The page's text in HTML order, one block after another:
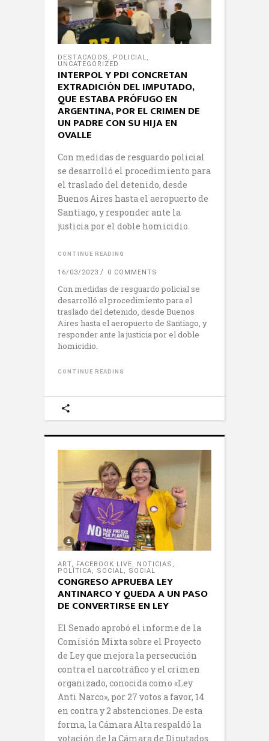
DESTACADOS , POLICIAL,
UNCATEGORIZED
INTERPOL Y PDI CONCRETAN
EXTRADICIÓN DEL IMPUTADO,
QUE ESTABA PRÓFUGO EN
ARGENTINA, POR EL CRIMEN DE
UN PADRE CON SU HIJA EN
OVALLE
Con medidas de resguardo policial
se desarrolló el procedimiento para
el traslado del detenido, desde
Buenos Aires hasta el aeropuerto de
Santiago, y responder ante la
justicia por el doble homicidio.
CONTINUE READING
16/03/2023 0 COMMENTS
Con medidas de resguardo policial se
desarrolló el procedimiento para el
traslado del detenido, desde Buenos
Aires hasta el aeropuerto de Santiago, y
responder ante la justicia por el doble
homicidio.
CONTINUE READING
ART, FACEBOOK LIVE, NOTICIAS ,
POLÍTICA, SOCIAL, SOCIAL
CONGRESO APRUEBA LEY
ANTINARCO Y QUEDA A UN PASO
DE CONVERTIRSE EN LEY
El Senado aprobó el informe de la
Comisión Mixta sobre el Proyecto
de Ley que mejora la persecución
contra el narcotráfico y el crimen
organizado, conocida como «Ley
Anti Narco», por 27 votos a favor, 14
en contra y 2 abstenciones. De esta
forma, la Cámara Alta respaldó la
votación de la Cámara de Diputados